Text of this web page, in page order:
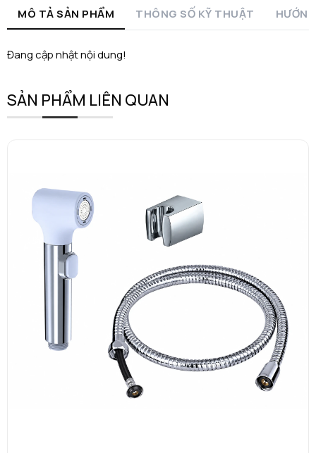
MÔ TẢ SẢN PHẨM THÔNG SỐ KỸ THUẬT
Đang cập nhật nội dung!
SẢN PHẨM LIÊN QUAN